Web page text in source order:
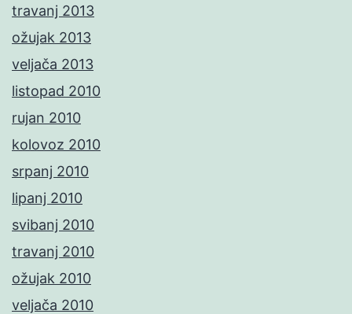
travanj 2013
ožujak 2013
veljača 2013
listopad 2010
rujan 2010
kolovoz 2010
srpanj 2010
lipanj 2010
svibanj 2010
travanj 2010
ožujak 2010
veljača 2010